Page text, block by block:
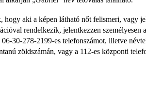
hogy aki a képen látható nőt felismeri, vagy
rendelkezik, jelentkezzen személyesen
30-278-2199-es telefonszámot, illetve
zöldszámán, vagy a 112-es központi